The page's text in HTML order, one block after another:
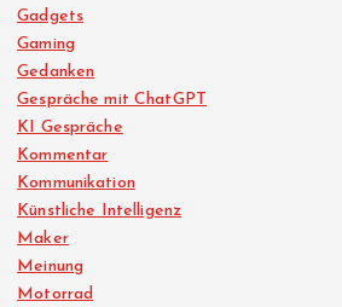
Gadgets
Gaming
Gedanken
Gespräche mit ChatGPT
KI Gespräche
Kommentar
Kommunikation
Künstliche Intelligenz
Maker
Meinung
Motorrad